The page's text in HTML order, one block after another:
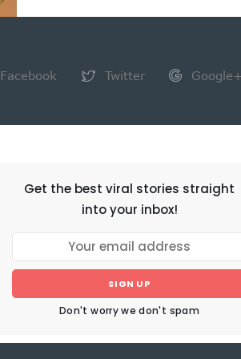
Facebook Twitter Google+
Get the best viral stories straight
into your inbox!
SIGN UP
Don't worry we don't spam